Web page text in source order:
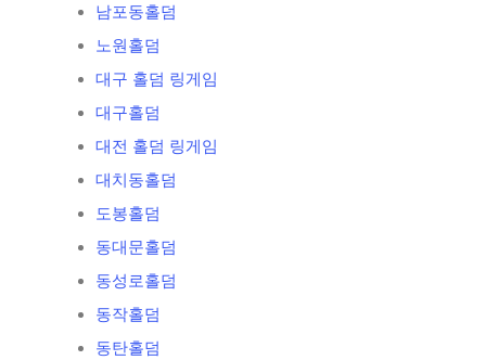
남포동홀덤
노원홀덤
대구 홀덤 링게임
대구홀덤
대전 홀덤 링게임
대치동홀덤
도봉홀덤
동대문홀덤
동성로홀덤
동작홀덤
동탄홀덤